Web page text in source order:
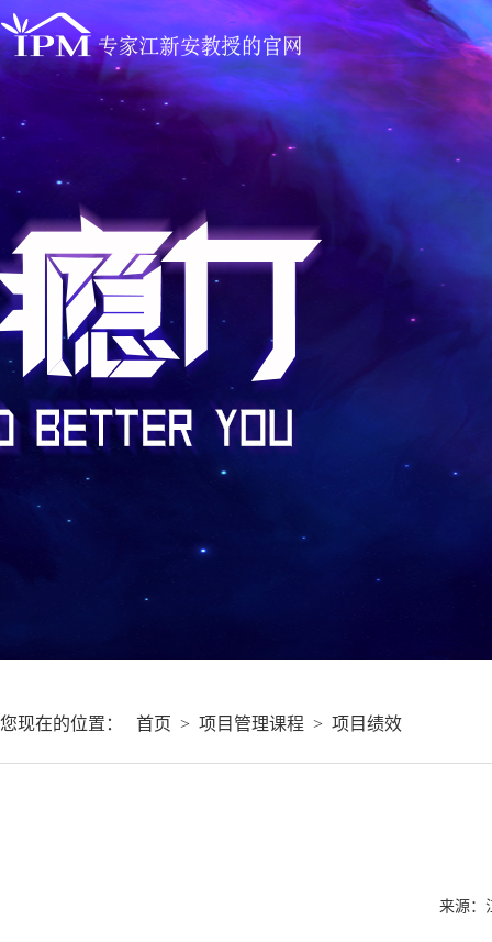
您现在的位置： 首页 > 项目管理课程 > 项目绩效
来源：